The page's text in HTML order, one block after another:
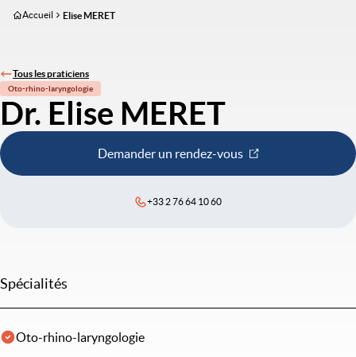
Aller
principal
Accueil Elise MERET
Tous les praticiens
Oto-rhino-laryngologie
Dr. Elise MERET
Demander un rendez-vous
+33 2 76 64 10 60
Spécialités
Oto-rhino-laryngologie